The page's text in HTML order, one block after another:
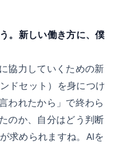
。新しい働き方に、僕
協力していくための新
ドセット）を身につけ
われたから」で終わら
のか、自分はどう判断
求められますね。AIを